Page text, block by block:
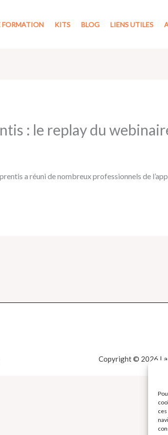
FORMATION KITS BLOG LIENS UTILES
: le replay du
a réuni de nombreux professionnels de
Copyright © 2026 La